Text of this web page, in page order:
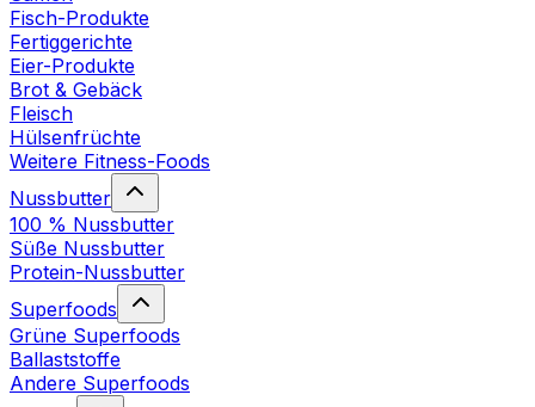
Fisch-Produkte
Fertiggerichte
Eier-Produkte
Brot & Gebäck
Fleisch
Hülsenfrüchte
Weitere Fitness-Foods
Nussbutter
100 % Nussbutter
Süße Nussbutter
Protein-Nussbutter
Superfoods
Grüne Superfoods
Ballaststoffe
Andere Superfoods